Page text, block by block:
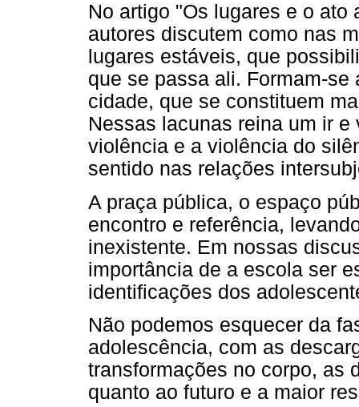
No artigo "Os lugares e o
autores discutem como nas
lugares estáveis, que
que se passa ali. Formam-
cidade, que se constituem
Nessas lacunas reina um ir
violência e a violência do
sentido nas relações
A praça pública, o espaço
encontro e referência,
inexistente. Em nossas
importância de a escola ser
identificações dos
Não podemos esquecer da
adolescência, com as
transformações no corpo, as
quanto ao futuro e a maior